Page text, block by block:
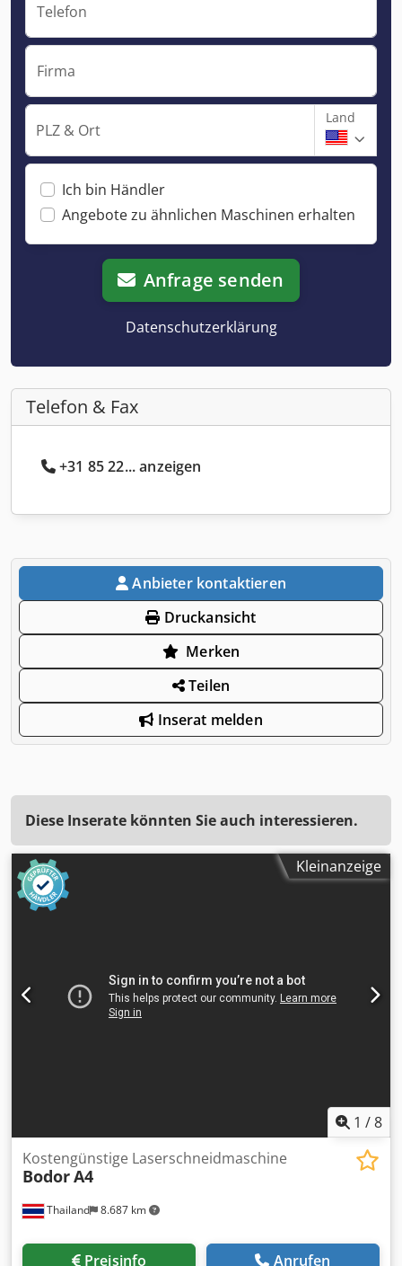
Telefon
Firma
PLZ & Ort
Land
Ich bin Händler
Angebote zu ähnlichen Maschinen erhalten
Anfrage senden
Datenschutzerklärung
Telefon & Fax
+31 85 22... anzeigen
Anbieter kontaktieren
Druckansicht
Merken
Teilen
Inserat melden
Diese Inserate könnten Sie auch interessieren.
Kleinanzeige
1 /8
Thailand 8.687 km
Kostengünstige Laserschneidmaschine
BodorA4
Preisinfo Anrufen